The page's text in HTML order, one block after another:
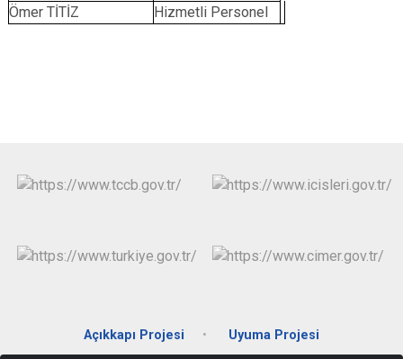
Ömer TİTİZ
Hizmetli Personel
Açıkkapı Projesi Uyuma Projesi